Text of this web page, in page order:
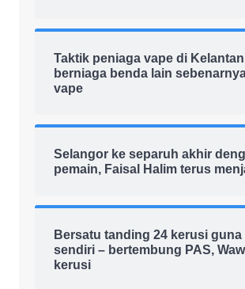
Taktik peniaga vape di
berniaga benda lain
vape
Selangor ke separuh akhir
pemain, Faisal Halim terus
Bersatu tanding 24 kerusi
sendiri – bertembung PAS,
kerusi